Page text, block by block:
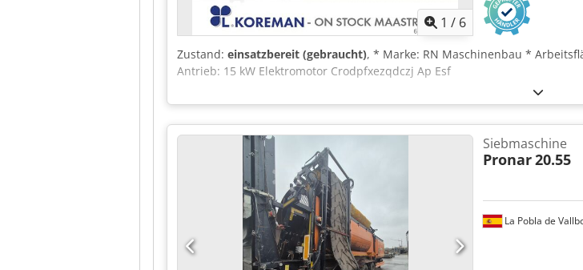
1 / 6
Zustand: einsatzbereit (gebraucht), * Marke: RN Maschinenbau *
Antrieb: 15 kW Elektromotor Crodpfxezqdczj Ap Esf
La Pobla de
Siebmaschine
Pronar20.55